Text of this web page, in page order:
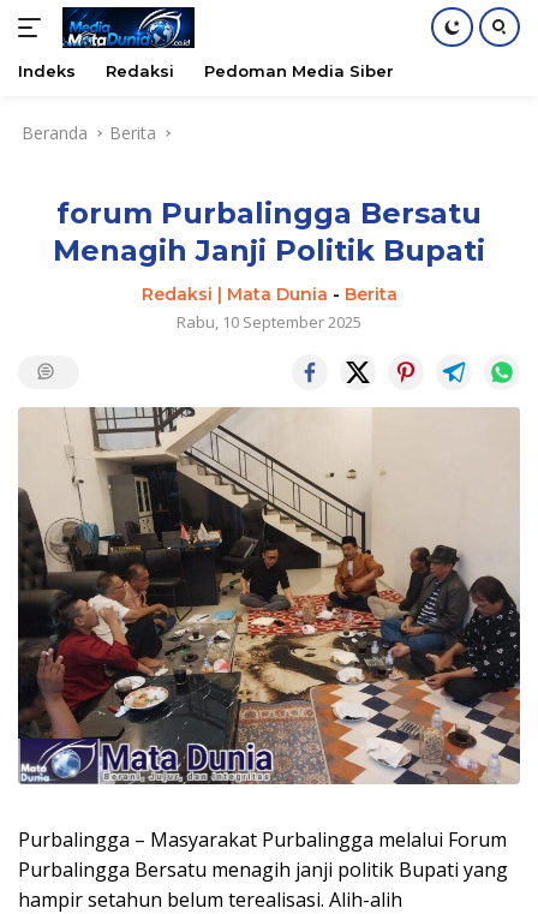
Indeks Redaksi Pedoman Media Siber
Beranda Berita
forum Purbalingga Bersatu
Menagih Janji Politik Bupati
Redaksi | Mata Dunia - Berita
Rabu, 10 September 2025
Purbalingga – Masyarakat Purbalingga melalui Forum
Purbalingga Bersatu menagih janji politik Bupati yang
hampir setahun belum terealisasi. Alih-alih